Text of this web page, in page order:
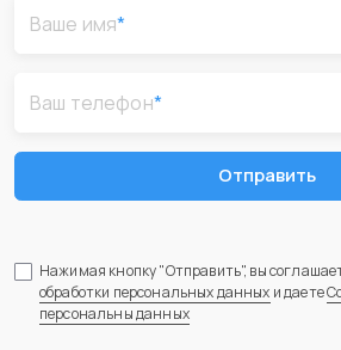
Ваше имя*
Ваш телефон*
Отправить
Нажимая кнопку "Отправить", вы
обработки персональных данных и даете
персональны данных